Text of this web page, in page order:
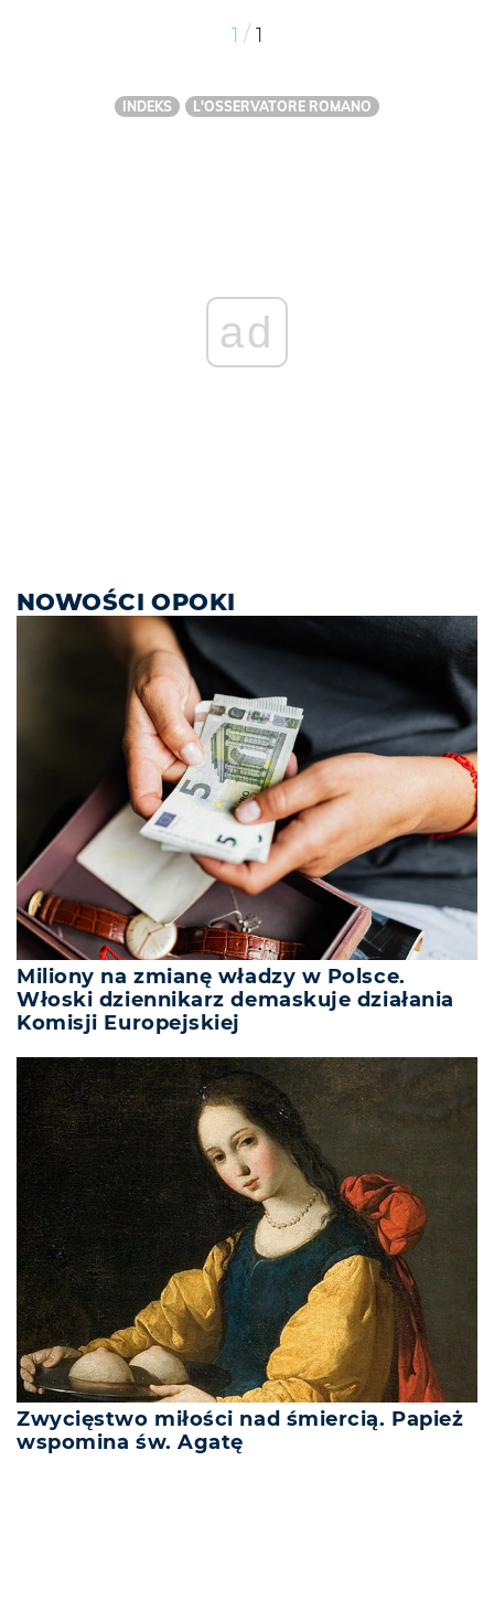
1 / 1
INDEKS L'OSSERVATORE ROMANO
ad
NOWOŚCI OPOKI
Miliony na zmianę władzy w Polsce.
Włoski dziennikarz demaskuje działania
Komisji Europejskiej
Zwycięstwo miłości nad śmiercią. Papież
wspomina św. Agatę